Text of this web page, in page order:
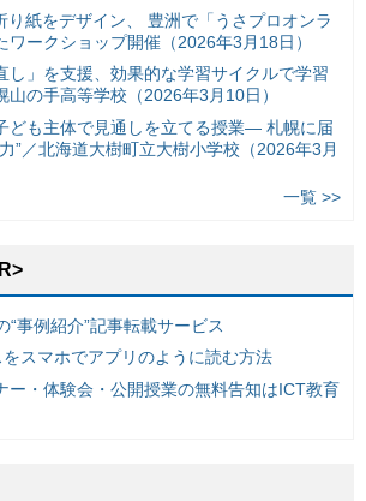
り紙をデザイン、 豊洲で「うさプロオンラ
ワークショップ開催（2026年3月18日）
し」を支援、効果的な学習サイクルで学習
山の手高等学校（2026年3月10日）
ども主体で見通しを立てる授業— 札幌に届
”／北海道大樹町立大樹小学校（2026年3月
一覧 >>
“事例紹介”記事転載サービス
スマホでアプリのように読む方法
ー・体験会・公開授業の無料告知はICT教育